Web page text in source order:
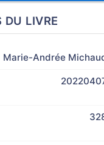
DU LIVRE
Marie-Andrée